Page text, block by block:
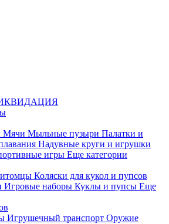
ЛИКВИДАЦИЯ
Мячи Мыльные пузыри Палатки и
Надувные круги и игрушки
игры Еще категории
Коляски для кукол и пупсов
Игровые наборы Куклы и пупсы Еще
Игрушечный транспорт Оружие